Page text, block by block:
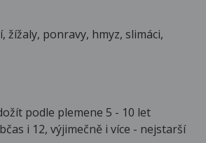
žížaly, ponravy, hmyz, slimáci,
podle plemene 5 - 10 let
i 12, výjimečně i více - nejstarší